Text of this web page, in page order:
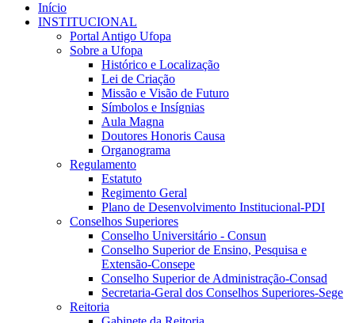
Início
INSTITUCIONAL
Portal Antigo Ufopa
Sobre a Ufopa
Histórico e Localização
Lei de Criação
Missão e Visão de Futuro
Símbolos e Insígnias
Aula Magna
Doutores Honoris Causa
Organograma
Regulamento
Estatuto
Regimento Geral
Plano de Desenvolvimento Institucional-PDI
Conselhos Superiores
Conselho Universitário - Consun
Conselho Superior de Ensino, Pesquisa e
Extensão-Consepe
Conselho Superior de Administração-Consad
Secretaria-Geral dos Conselhos Superiores-Sege
Reitoria